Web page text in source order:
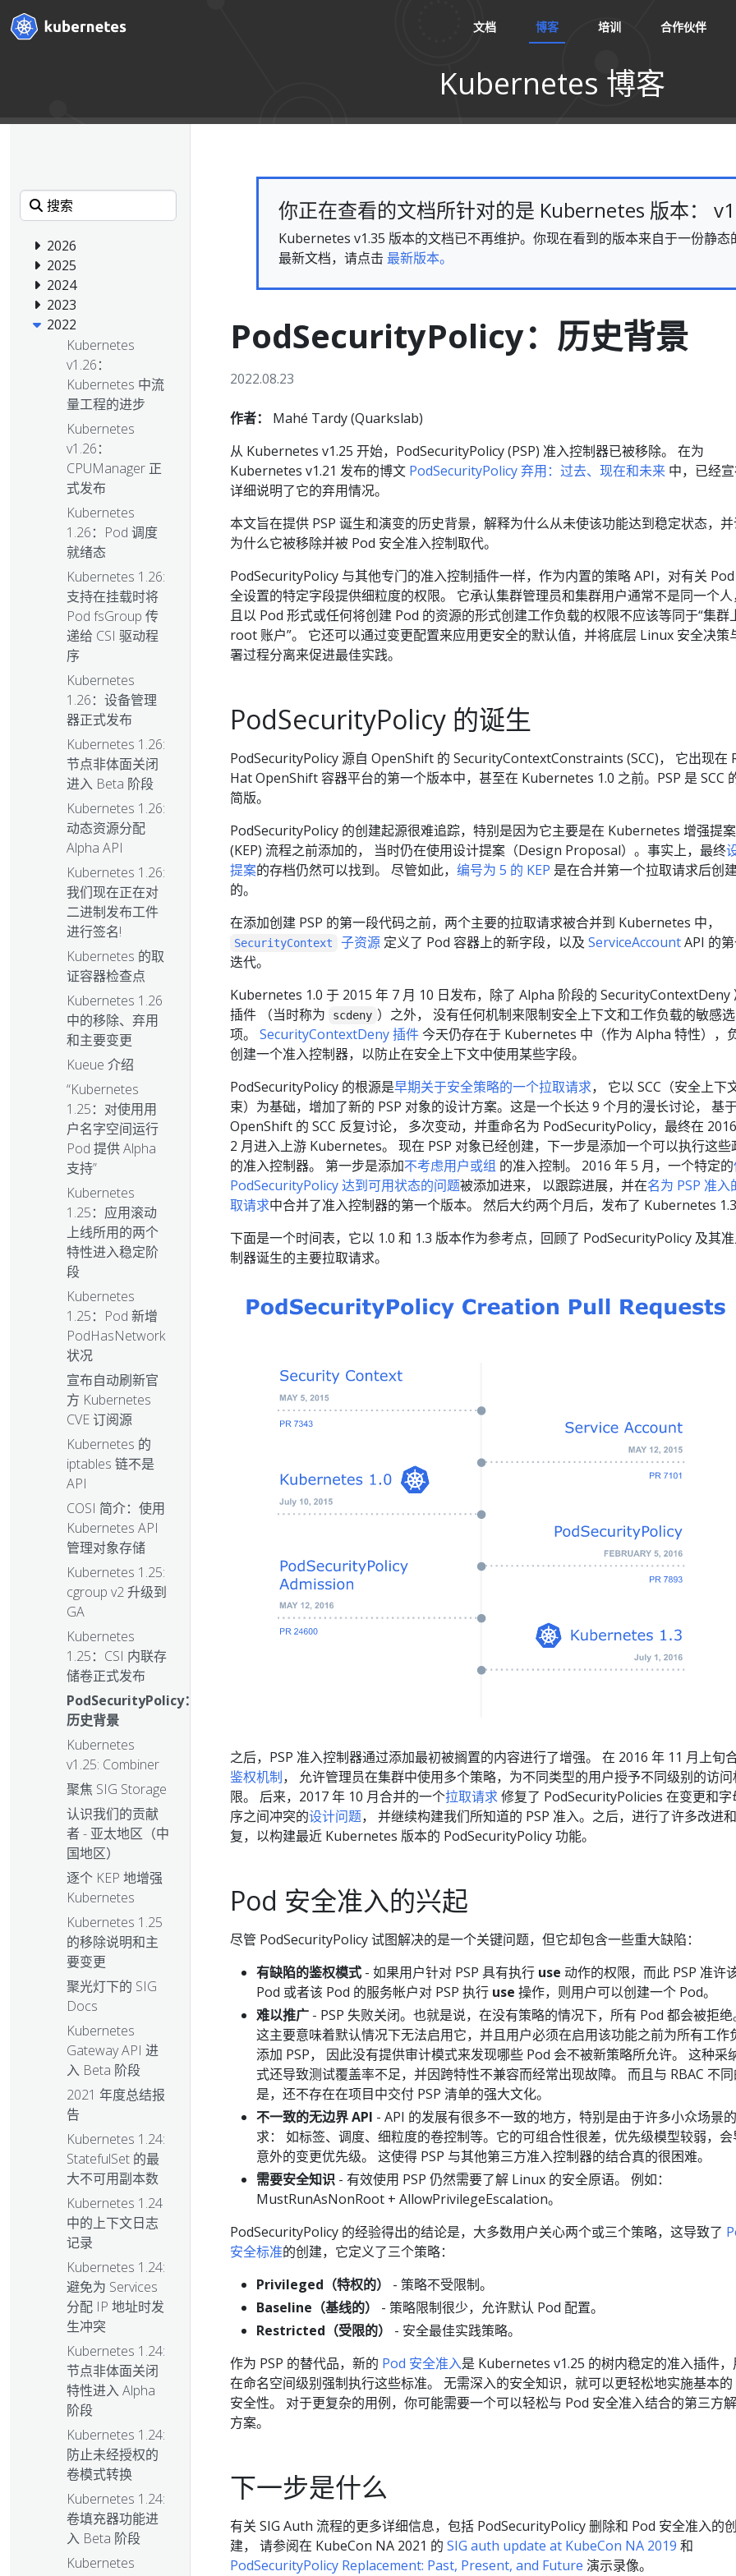
文档 博客 培训 合作伙伴
Kubernetes 博客
2026
2025
2024
2023
2022
Kubernetes
v1.26：
Kubernetes 中流
量工程的进步
Kubernetes
v1.26：
CPUManager 正
式发布
Kubernetes
1.26：Pod 调度
就绪态
Kubernetes 1.26:
支持在挂载时将
Pod fsGroup 传
递给 CSI 驱动程
序
Kubernetes
1.26：设备管理
器正式发布
Kubernetes 1.26:
节点非体面关闭
进入 Beta 阶段
Kubernetes 1.26:
动态资源分配
Alpha API
Kubernetes 1.26:
我们现在正在对
二进制发布工件
进行签名!
Kubernetes 的取
证容器检查点
Kubernetes 1.26
中的移除、弃用
和主要变更
Kueue 介绍
“Kubernetes
1.25：对使用用
户名字空间运行
Pod 提供 Alpha
支持”
Kubernetes
1.25：应用滚动
上线所用的两个
特性进入稳定阶
段
Kubernetes
1.25：Pod 新增
PodHasNetwork
状况
宣布自动刷新官
方 Kubernetes
CVE 订阅源
Kubernetes 的
iptables 链不是
API
COSI 简介：使用
Kubernetes API
管理对象存储
Kubernetes 1.25:
cgroup v2 升级到
GA
Kubernetes
1.25：CSI 内联存
储卷正式发布
PodSecurityPolicy：
历史背景
Kubernetes
v1.25: Combiner
聚焦 SIG Storage
认识我们的贡献
者 - 亚太地区（中
国地区）
逐个 KEP 地增强
Kubernetes
Kubernetes 1.25
的移除说明和主
要变更
聚光灯下的 SIG
Docs
Kubernetes
Gateway API 进
入 Beta 阶段
2021 年度总结报
告
Kubernetes 1.24:
StatefulSet 的最
大不可用副本数
Kubernetes 1.24
中的上下文日志
记录
Kubernetes 1.24:
避免为 Services
分配 IP 地址时发
生冲突
Kubernetes 1.24:
节点非体面关闭
特性进入 Alpha
阶段
Kubernetes 1.24:
防止未经授权的
卷模式转换
Kubernetes 1.24:
卷填充器功能进
入 Beta 阶段
Kubernetes
你正在查看的文档所针对的是 Kubernetes 版本：
Kubernetes v1.35 版本的文档已不再维护。你现在看到的版本来自于一份静态
最新文档，请点击 最新版本。
PodSecurityPolicy：历史背景
2022.08.23
作者：
Mahé Tardy (Quarkslab)
从 Kubernetes v1.25 开始，PodSecurityPolicy (PSP) 准入控制器已被移除。 在为
Kubernetes v1.21 发布的博文 PodSecurityPolicy 弃用：过去、现在和未来 中，已经
详细说明了它的弃用情况。
本文旨在提供 PSP 诞生和演变的历史背景，解释为什么从未使该功能达到稳定状态，
为什么它被移除并被 Pod 安全准入控制取代。
PodSecurityPolicy 与其他专门的准入控制插件一样，作为内置的策略 API，对有关
全设置的特定字段提供细粒度的权限。 它承认集群管理员和集群用户通常不是同一个
且以 Pod 形式或任何将创建 Pod 的资源的形式创建工作负载的权限不应该等同于“集群
root 账户”。 它还可以通过变更配置来应用更安全的默认值，并将底层 Linux 安全决策
署过程分离来促进最佳实践。
PodSecurityPolicy 的诞生
PodSecurityPolicy 源自 OpenShift 的 SecurityContextConstraints (SCC)， 它出现在
Hat OpenShift 容器平台的第一个版本中，甚至在 Kubernetes 1.0 之前。PSP 是 SCC
简版。
PodSecurityPolicy 的创建起源很难追踪，特别是因为它主要是在 Kubernetes 增强提案
(KEP) 流程之前添加的， 当时仍在使用设计提案（Design Proposal）。事实上，最终
提案的存档仍然可以找到。 尽管如此， 编号为 5 的 KEP 是在合并第一个拉取请求后创
的。
在添加创建 PSP 的第一段代码之前，两个主要的拉取请求被合并到 Kubernetes 中，
SecurityContext 子资源定义了 Pod 容器上的新字段，以及 ServiceAccountAPI 的
迭代。
Kubernetes 1.0 于 2015 年 7 月 10 日发布，除了 Alpha 阶段的 SecurityContextDeny
插件 （当时称为
scdeny ）之外， 没有任何机制来限制安全上下文和工作负载的敏感选
项。 SecurityContextDeny 插件今天仍存在于 Kubernetes 中（作为 Alpha 特性），
创建一个准入控制器，以防止在安全上下文中使用某些字段。
PodSecurityPolicy 的根源是早期关于安全策略的一个拉取请求， 它以 SCC（安全上下
束）为基础，增加了新的 PSP 对象的设计方案。这是一个长达 9 个月的漫长讨论， 基
OpenShift 的 SCC 反复讨论， 多次变动，并重命名为 PodSecurityPolicy，最终在
2 月进入上游 Kubernetes。 现在 PSP 对象已经创建，下一步是添加一个可以执行这些
的准入控制器。 第一步是添加不考虑用户或组 的准入控制。 2016 年 5 月，一个特定的
PodSecurityPolicy 达到可用状态的问题被添加进来， 以跟踪进展，并在名为 PSP 准入
取请求中合并了准入控制器的第一个版本。 然后大约两个月后，发布了 Kubernetes 1.3
下面是一个时间表，它以 1.0 和 1.3 版本作为参考点，回顾了 PodSecurityPolicy 及其
制器诞生的主要拉取请求。
之后，PSP 准入控制器通过添加最初被搁置的内容进行了增强。 在 2016 年 11 月上旬
鉴权机制， 允许管理员在集群中使用多个策略，为不同类型的用户授予不同级别的访问
限。 后来，2017 年 10 月合并的一个拉取请求修复了 PodSecurityPolicies 在变更和字
序之间冲突的设计问题， 并继续构建我们所知道的 PSP 准入。之后，进行了许多改进
复，以构建最近 Kubernetes 版本的 PodSecurityPolicy 功能。
Pod 安全准入的兴起
尽管 PodSecurityPolicy 试图解决的是一个关键问题，但它却包含一些重大缺陷：
有缺陷的鉴权模式 - 如果用户针对 PSP 具有执行 use 动作的权限，而此 PSP 准许
Pod 或者该 Pod 的服务帐户对 PSP 执行 use 操作，则用户可以创建一个 Pod。
难以推广 - PSP 失败关闭。也就是说，在没有策略的情况下，所有 Pod 都会被拒绝
这主要意味着默认情况下无法启用它，并且用户必须在启用该功能之前为所有工作
添加 PSP， 因此没有提供审计模式来发现哪些 Pod 会不被新策略所允许。 这种采
式还导致测试覆盖率不足，并因跨特性不兼容而经常出现故障。 而且与 RBAC 不同
是，还不存在在项目中交付 PSP 清单的强大文化。
不一致的无边界 API - API 的发展有很多不一致的地方，特别是由于许多小众场景
求： 如标签、调度、细粒度的卷控制等。它的可组合性很差，优先级模型较弱，
意外的变更优先级。 这使得 PSP 与其他第三方准入控制器的结合真的很困难。
需要安全知识 - 有效使用 PSP 仍然需要了解 Linux 的安全原语。 例如：
MustRunAsNonRoot + AllowPrivilegeEscalation。
PodSecurityPolicy 的经验得出的结论是，大多数用户关心两个或三个策略，这导致了
安全标准的创建，它定义了三个策略：
Privileged（特权的）
- 策略不受限制。
Baseline（基线的）
- 策略限制很少，允许默认 Pod 配置。
Restricted（受限的）
- 安全最佳实践策略。
作为 PSP 的替代品，新的 Pod 安全准入是 Kubernetes v1.25 的树内稳定的准入插件，
在命名空间级别强制执行这些标准。 无需深入的安全知识，就可以更轻松地实施基本的
安全性。 对于更复杂的用例，你可能需要一个可以轻松与 Pod 安全准入结合的第三方
方案。
下一步是什么
有关 SIG Auth 流程的更多详细信息，包括 PodSecurityPolicy 删除和 Pod 安全准入的创
建， 请参阅在 KubeCon NA 2021 的 SIG auth update at KubeCon NA 2019 和
PodSecurityPolicy Replacement: Past, Present, and Future 演示录像。